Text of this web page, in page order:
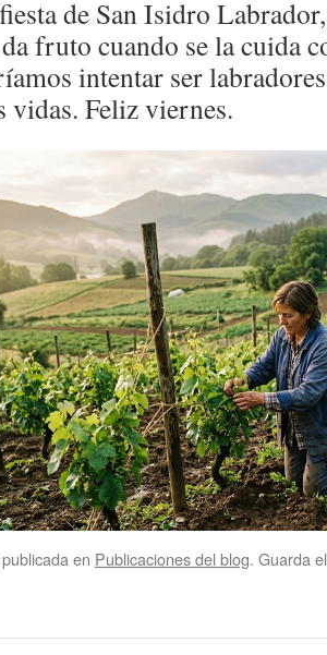
de San Isidro
fruto cuando se la cuida
intentar ser
vidas. Feliz viernes.
en Publicaciones del blog. Guarda